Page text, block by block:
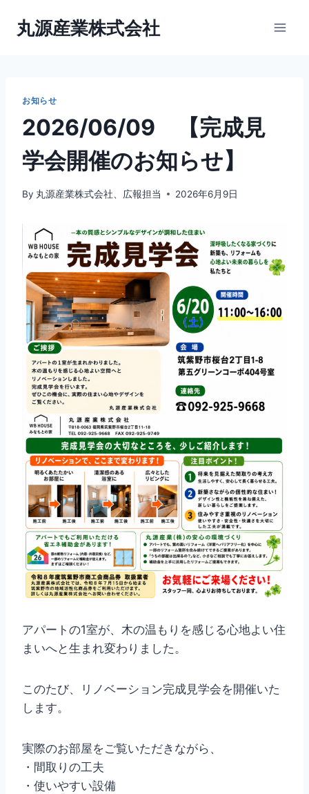
丸源産業株式会社
お知らせ
2026/06/09 【完成見
学会開催のお知らせ】
By 丸源産業株式会社、広報担当 2026年6月9日
アパートの1室が、木の温もりを感じる心地よい住
まいへと生まれ変わりました。
このたび、リノベーション完成見学会を開催いた
します。
実際のお部屋をご覧いただきながら、
・間取りの工夫
・使いやすい設備